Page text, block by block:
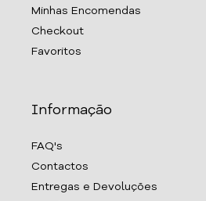
Minhas Encomendas
Checkout
Favoritos
Informação
FAQ's
Contactos
Entregas e Devoluções